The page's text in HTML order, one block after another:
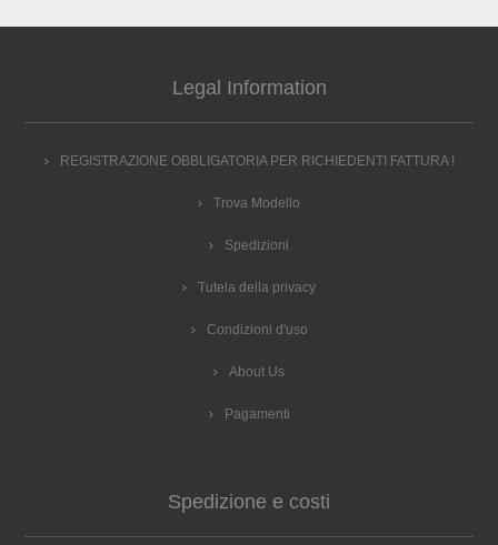
Legal Information
REGISTRAZIONE OBBLIGATORIA PER RICHIEDENTI FATTURA !
Trova Modello
Spedizioni
Tutela della privacy
Condizioni d'uso
About Us
Pagamenti
Spedizione e costi